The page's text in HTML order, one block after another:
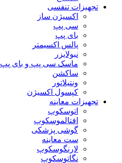
تجهیزات تنفسی
اکسیژن ساز
سی پپ
بای پپ
پالس اکسیمتر
نبولایزر
ماسک سی پپ و بای پپ
ساکشن
ونتیلاتور
کپسول اکسیژن
تجهیزات معاینه
اتوسکوپ
افتالموسکوپ
گوشی پزشکی
ست معاینه
لارنگوسکوپ
نگاتوسکوپ